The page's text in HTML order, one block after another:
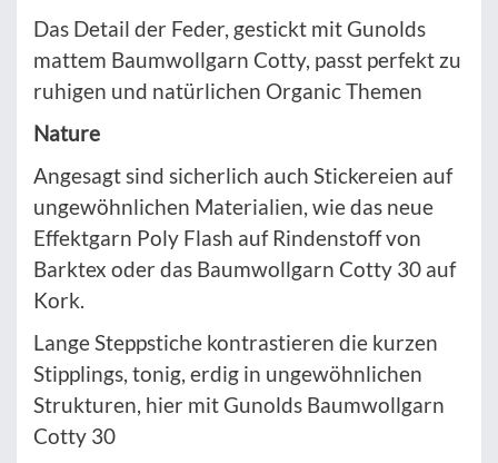
Das Detail der Feder, gestickt mit Gunolds
mattem Baumwollgarn Cotty, passt perfekt zu
ruhigen und natürlichen Organic Themen
Nature
Angesagt sind sicherlich auch Stickereien auf
ungewöhnlichen Materialien, wie das neue
Effektgarn Poly Flash auf Rindenstoff von
Barktex oder das Baumwollgarn Cotty 30 auf
Kork.
Lange Steppstiche kontrastieren die kurzen
Stipplings, tonig, erdig in ungewöhnlichen
Strukturen, hier mit Gunolds Baumwollgarn
Cotty 30